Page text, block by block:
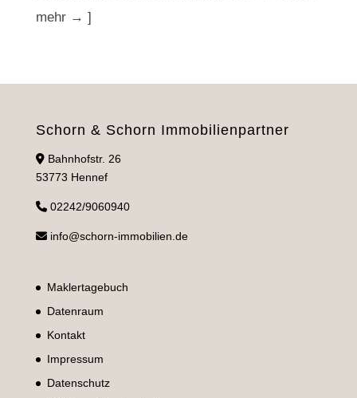
mehr → ]
Schorn & Schorn Immobilienpartner
Bahnhofstr. 26
53773 Hennef
02242/9060940
info@schorn-immobilien.de
Maklertagebuch
Datenraum
Kontakt
Impressum
Datenschutz